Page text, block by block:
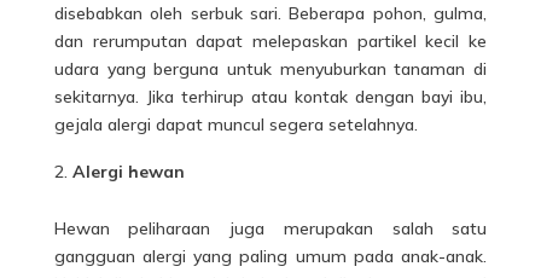
disebabkan oleh serbuk sari. Beberapa pohon, gulma,
dan rerumputan dapat melepaskan partikel kecil ke
udara yang berguna untuk menyuburkan tanaman di
sekitarnya. Jika terhirup atau kontak dengan bayi ibu,
gejala alergi dapat muncul segera setelahnya.
Alergi hewan
Hewan peliharaan juga merupakan salah satu
gangguan alergi yang paling umum pada anak-anak.